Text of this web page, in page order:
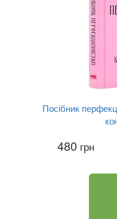
Посібник
480 грн